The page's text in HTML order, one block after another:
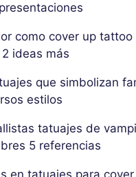
como cover up tattoo
ideas más
que simbolizan
estilos
tatuajes de
5 referencias
en tatuajes para